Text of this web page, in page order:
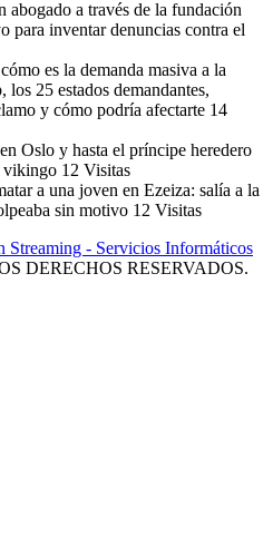
abogado a través de la fundación
para inventar denuncias contra el
es la demanda masiva a la
25 estados demandantes,
y cómo podría afectarte 14
Oslo y hasta el príncipe heredero
vikingo 12 Visitas
a una joven en Ezeiza: salía a la
sin motivo 12 Visitas
Streaming - Servicios Informáticos
DERECHOS RESERVADOS.